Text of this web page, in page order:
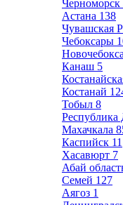
Черноморск
Астана 138
Чувашская
Чебоксары
Канаш 5
Костанай
Тобыл 8
Республика
Махачкала
Каспийск 11
Хасавюрт 7
Абай
Семей 127
Аягоз 1